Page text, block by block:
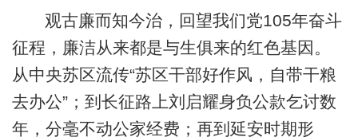
观古廉而知今治，回望我们党105年奋斗
征程，廉洁从来都是与生俱来的红色基因。
从中央苏区流传“苏区干部好作风，自带干粮
去办公”；到长征路上刘启耀身负公款乞讨数
年，分毫不动公家经费；再到延安时期形